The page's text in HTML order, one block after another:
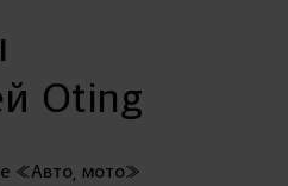
Oting
«Авто, мото»